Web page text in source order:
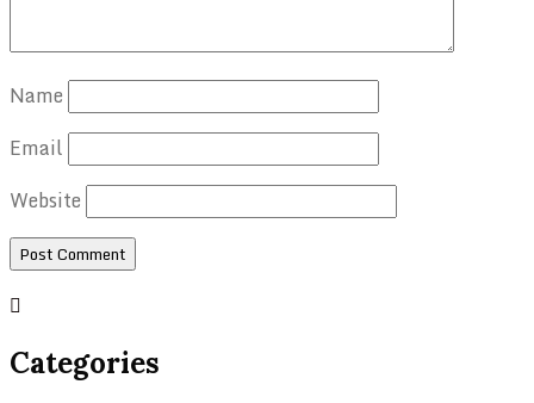
Name
Email
Website
Categories